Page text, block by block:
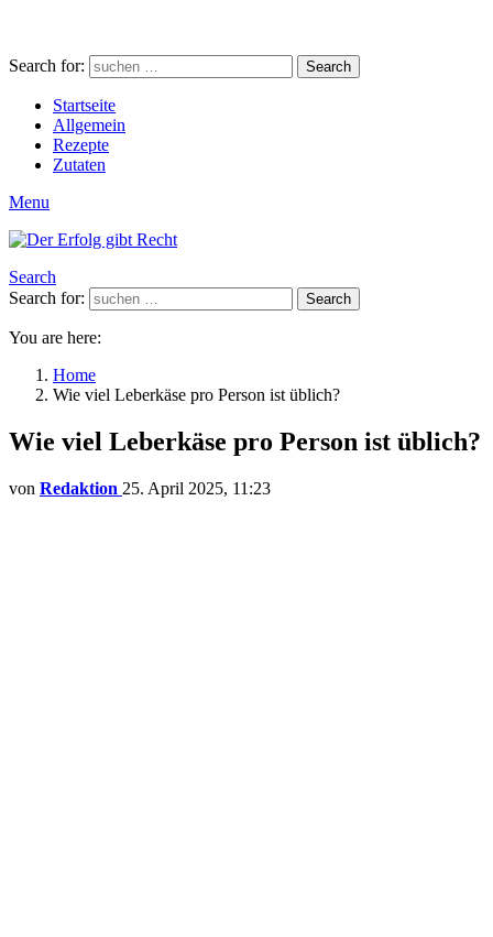
Search for: Search
Startseite
Allgemein
Rezepte
Zutaten
Menu
Search
Search for:
Search
You are here:
Home
Wie viel Leberkäse pro Person ist üblich?
Wie viel Leberkäse pro Person ist üblich?
von Redaktion 25. April 2025, 11:23